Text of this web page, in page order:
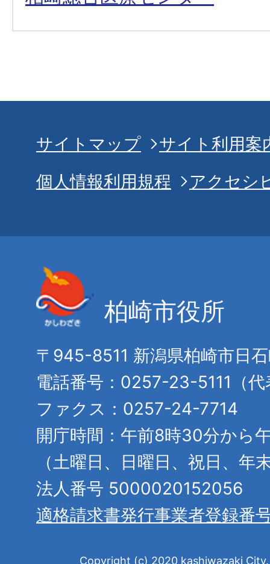
サイトマップ
サイト利用案
個人情報利用規程
アクセシ
柏崎市役所
〒945-8511 新潟県柏崎市日
電話番号：0257-23-5111（代
ファクス：0257-24-7714
開庁時間：午前8時30分から
（土曜日、日曜日、祝日、年
法人番号 5000020152056
適格請求書発行事業者登録番
Copyright (c) 2020 kashiwazaki